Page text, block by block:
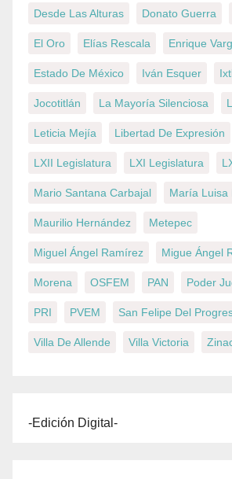
Desde Las Alturas Donato Guerra
El Oro Elías Rescala Enrique
Estado De México Iván Esquer
Jocotitlán La Mayoría Silenciosa
Leticia Mejía Libertad De Expresión
LXII Legislatura LXI Legislatura
Mario Santana Carbajal María Luisa
Maurilio Hernández Metepec
Miguel Ángel Ramírez Migue Ángel
Morena OSFEM PAN Poder
PRI PVEM San Felipe Del
Villa De Allende Villa Victoria
-Edición Digital-